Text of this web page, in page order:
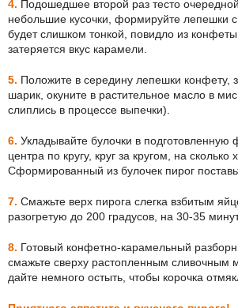
4. Подошедшее второй раз тесто
небольшие кусочки, формируйте лепешки
будет слишком тонкой, повидло из
затеряется вкус карамели.
5. Положите в середину лепешки конфету,
шарик, окуните в растительное масло в
слиплись в процессе выпечки).
6. Укладывайте булочки в подготовленную
центра по кругу, круг за кругом, на
Сформированный из булочек пирог
7. Смажьте верх пирога слегка взбитым
разогретую до 200 градусов, на 30-35
8. Готовый конфетно-карамельный
смажьте сверху растопленным сливочным
дайте немного остыть, чтобы корочка